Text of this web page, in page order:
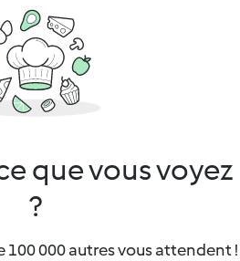
que vous voyez
?
000 autres vous attendent !